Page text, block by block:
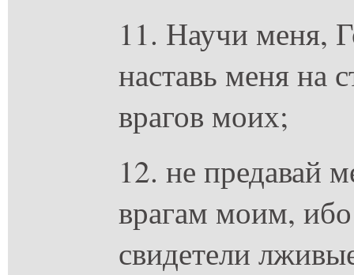
11. Научи меня,
наставь меня на
врагов моих;
12. не предавай
врагам моим,
свидетели